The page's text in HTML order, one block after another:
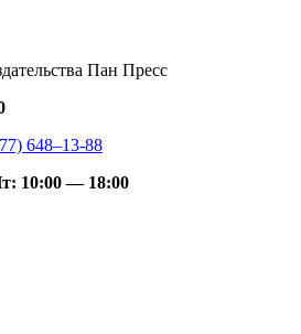
Пан Пресс
648–13-88
10:00 — 18:00